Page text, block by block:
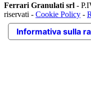
Ferrari Granulati srl -
riservati - Cookie Policy -
Informativa sulla